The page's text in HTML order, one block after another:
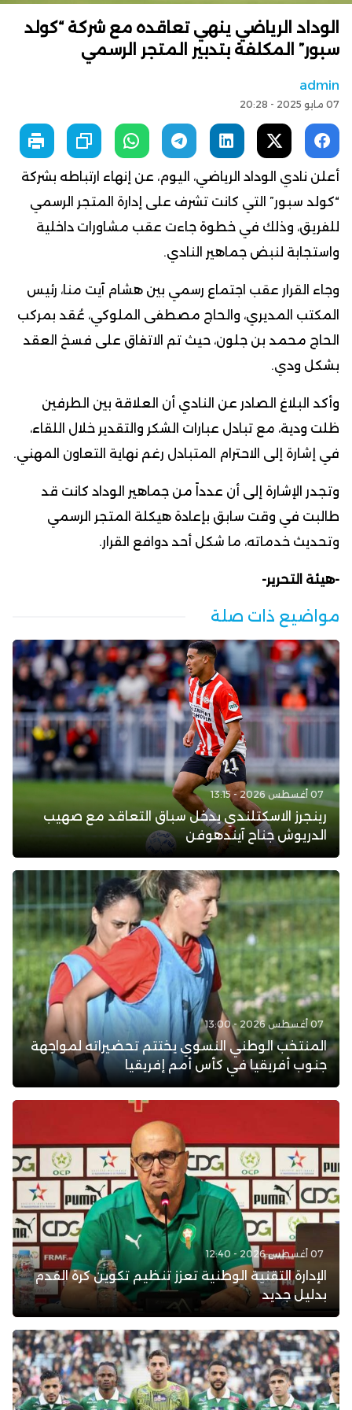
الوداد الرياضي ينهي تعاقده مع شركة “كولد
سبور” المكلفة بتدبير المتجر الرسمي
admin
07 مايو 2025 - 20:28
أعلن نادي الوداد الرياضي، اليوم، عن إنهاء ارتباطه بشركة
“كولد سبور” التي كانت تشرف على إدارة المتجر الرسمي
للفريق، وذلك في خطوة جاءت عقب مشاورات داخلية
واستجابة لنبض جماهير النادي.
وجاء القرار عقب اجتماع رسمي بين هشام آيت منا، رئيس
المكتب المديري، والحاج مصطفى الملوكي، عُقد بمركب
الحاج محمد بن جلون، حيث تم الاتفاق على فسخ العقد
بشكل ودي.
وأكد البلاغ الصادر عن النادي أن العلاقة بين الطرفين
ظلت ودية، مع تبادل عبارات الشكر والتقدير خلال اللقاء،
في إشارة إلى الاحترام المتبادل رغم نهاية التعاون المهني.
وتجدر الإشارة إلى أن عدداً من جماهير الوداد كانت قد
طالبت في وقت سابق بإعادة هيكلة المتجر الرسمي
وتحديث خدماته، ما شكل أحد دوافع القرار.
-هيئة التحرير-
مواضيع ذات صلة
07 أغسطس 2026 - 13:15
رينجرز الاسكتلندي يدخل سباق التعاقد مع صهيب
الدريوش جناح آيندهوفن
07 أغسطس 2026 - 13:00
المنتخب الوطني النسوي يختتم تحضيراته لمواجهة
جنوب أفريقيا في كأس أمم إفريقيا
07 أغسطس 2026 - 12:40
الإدارة التقنية الوطنية تعزز تنظيم تكوين كرة القدم
بدليل جديد